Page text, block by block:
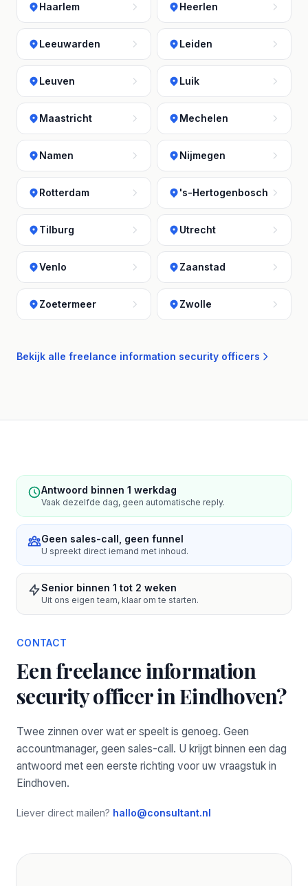
Haarlem Heerlen
Leeuwarden Leiden
Leuven Luik
Maastricht Mechelen
Namen Nijmegen
Rotterdam 's-Hertogenbosch
Tilburg Utrecht
Venlo Zaanstad
Zoetermeer Zwolle
Bekijk alle freelance information security officers
Antwoord binnen 1 werkdag
Vaak dezelfde dag, geen automatische reply.
Geen sales-call, geen funnel
U spreekt direct iemand met inhoud.
Senior binnen 1 tot 2 weken
Uit ons eigen team, klaar om te starten.
CONTACT
Een freelance information
security officer in Eindhoven?
Twee zinnen over wat er speelt is genoeg. Geen
accountmanager, geen sales-call. U krijgt binnen een dag
antwoord met een eerste richting voor uw vraagstuk in
Eindhoven.
Liever direct mailen? hallo@consultant.nl